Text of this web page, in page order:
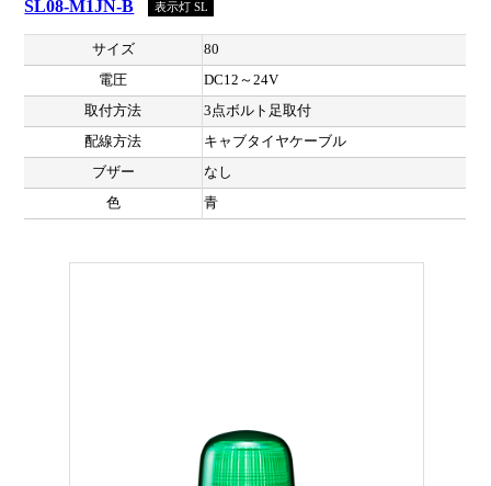
SL08-M1JN-B 表示灯 SL
サイズ
80
電圧
DC12～24V
取付方法
3点ボルト足取付
配線方法
キャブタイヤケーブル
ブザー
なし
色
青